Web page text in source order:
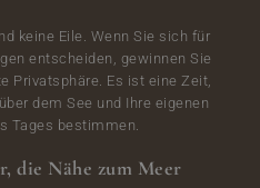
keine Eile. Wenn Sie sich für
entscheiden, gewinnen Sie
Privatsphäre. Es ist eine Zeit,
dem See und Ihre eigenen
Tages bestimmen.
die Nähe zum Meer